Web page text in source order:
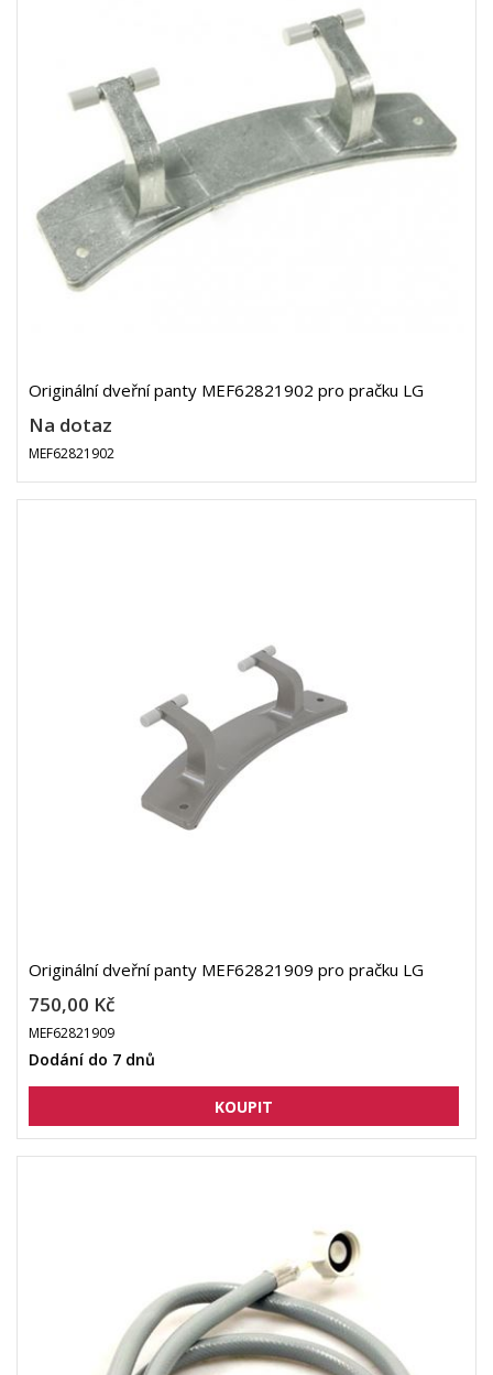
Originální dveřní panty MEF62821902 pro pračku LG
Na dotaz
MEF62821902
Originální dveřní panty MEF62821909 pro pračku LG
750,00 Kč
MEF62821909
Dodání do 7 dnů